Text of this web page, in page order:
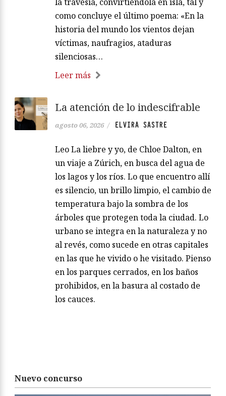
como concluye el último poema: «En la
historia del mundo los vientos dejan
víctimas, naufragios, ataduras
silenciosas…
Leer más
La atención de lo indescifrable
agosto 06, 2026 / ELVIRA SASTRE
Leo La liebre y yo, de Chloe Dalton, en
un viaje a Zúrich, en busca del agua de
los lagos y los ríos. Lo que encuentro allí
es silencio, un brillo limpio, el cambio de
temperatura bajo la sombra de los
árboles que protegen toda la ciudad. Lo
urbano se integra en la naturaleza y no
al revés, como sucede en otras capitales
en las que he vivido o he visitado. Pienso
en los parques cerrados, en los baños
prohibidos, en la basura al costado de
los cauces.
Nuevo concurso